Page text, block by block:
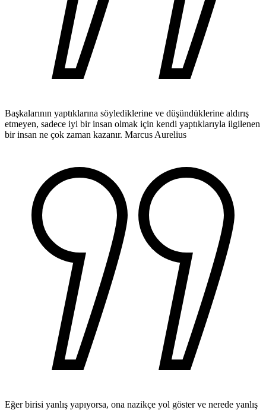
Başkalarının yaptıklarına söylediklerine ve düşündüklerine aldırış
etmeyen, sadece iyi bir insan olmak için kendi yaptıklarıyla ilgilenen
bir insan ne çok zaman kazanır. Marcus Aurelius
Eğer birisi yanlış yapıyorsa, ona nazikçe yol göster ve nerede yanlış